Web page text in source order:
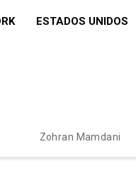
ESTADOS UNIDOS
Zohran Mamdani